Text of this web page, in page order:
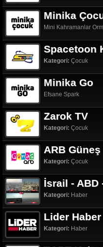
Minika
Mini Kahramanlar
Spacetoon
Kategori: Çocuk
Minika Go
Efsane Spark
Zarok TV
Kategori: Çocuk
ARB Güneş
Kategori: Çocuk
İsrail - ABD
Kategori: Haber
Lider Haber
Kategori: Haber